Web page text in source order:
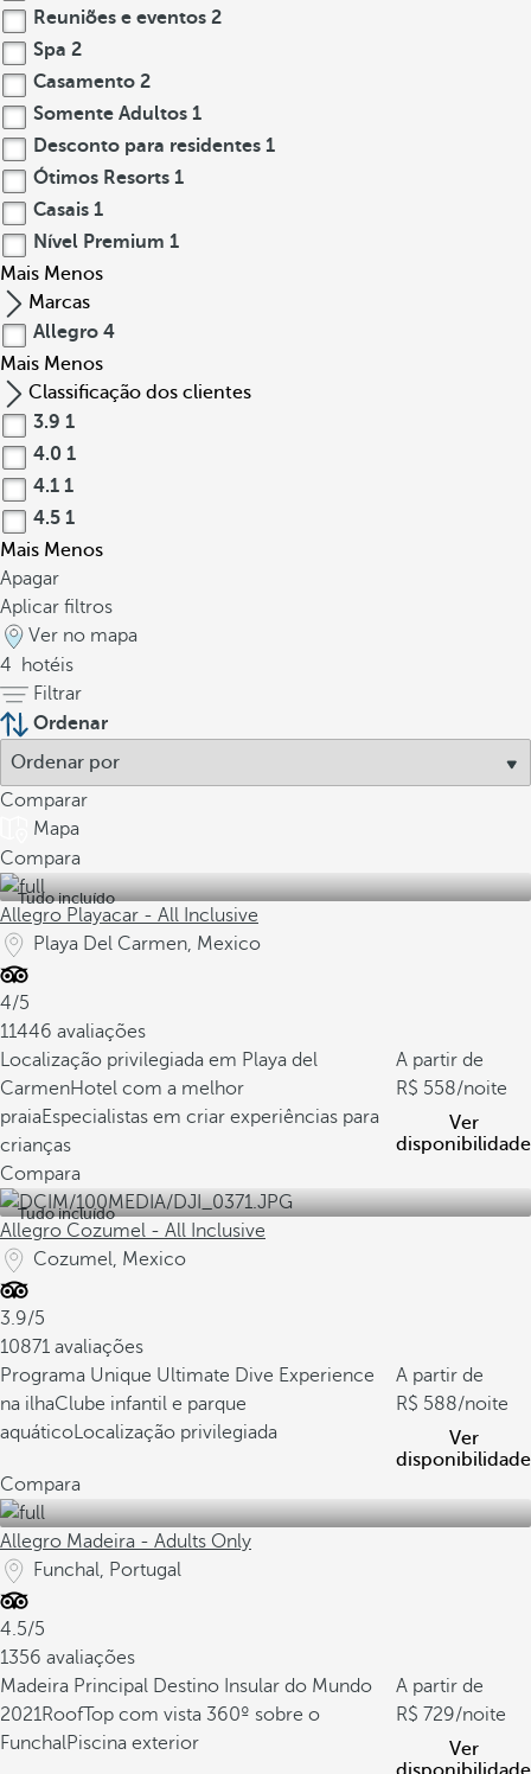
Reuniões e eventos 2
Spa 2
Casamento 2
Somente Adultos 1
Desconto para residentes 1
Ótimos Resorts 1
Casais 1
Nível Premium 1
Mais Menos
Marcas
Allegro 4
Mais Menos
Classificação dos clientes
3.9 1
4.0 1
4.1 1
4.5 1
Mais Menos
Apagar
Aplicar filtros
Ver no mapa
4
hotéis
Filtrar
Ordenar
Comparar
Mapa
Compara
Tudo incluído
Allegro Playacar - All Inclusive
Playa Del Carmen, Mexico
4/5
11446 avaliações
Localização privilegiada em Playa del
CarmenHotel com a melhor
praiaEspecialistas em criar experiências para
crianças
A partir de
558/noite
Ver
disponibilidade
Compara
Tudo incluído
Allegro Cozumel - All Inclusive
Cozumel, Mexico
3.9/5
10871 avaliações
Programa Unique Ultimate Dive Experience
na ilhaClube infantil e parque
aquáticoLocalização privilegiada
A partir de
588/noite
Ver
disponibilidade
Compara
Allegro Madeira - Adults Only
Funchal, Portugal
4.5/5
1356 avaliações
Madeira Principal Destino Insular do Mundo
2021RoofTop com vista 360º sobre o
FunchalPiscina exterior
A partir de
729/noite
Ver